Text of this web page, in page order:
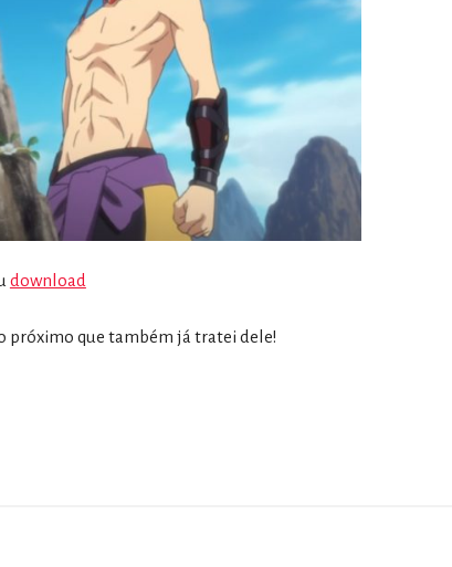
download
próximo que também já tratei dele!